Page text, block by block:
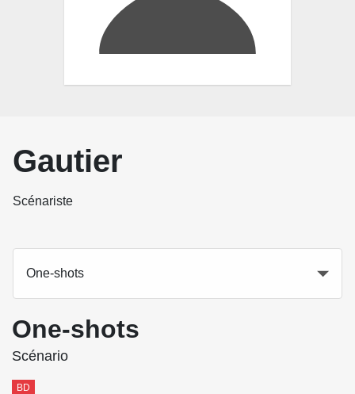
Gautier
Scénariste
One-shots
One-shots
Scénario
BD